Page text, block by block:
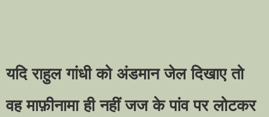
यदि राहुल गांधी को अंडमान जेल दिखाए तो
वह माफ़ीनामा ही नहीं जज के पांव पर लोटकर